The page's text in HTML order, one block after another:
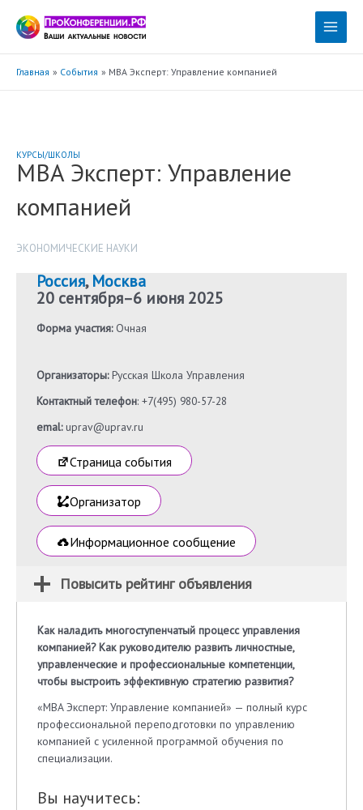
содержимому
Main
Главная События MBA Эксперт: Управление компанией
КУРСЫ/ШКОЛЫ
MBA Эксперт: Управление
компанией
ЭКОНОМИЧЕСКИЕ НАУКИ
Россия,Москва
20 сентября–6 июня 2025
Форма участия:Очная
Организаторы:Русская Школа Управления
Контактный телефон: +7(495) 980-57-28
emal:uprav@uprav.ru
Страница события
Организатор
Информационное сообщение
Повысить рейтинг объявления
Как наладить многоступенчатый процесс управления
компанией? Как руководителю развить личностные,
управленческие и профессиональные компетенции,
чтобы выстроить эффективную стратегию развития?
«MBA Эксперт: Управление компанией» — полный курс
профессиональной переподготовки по управлению
компанией с усиленной программой обучения по
специализации.
Вы научитесь: